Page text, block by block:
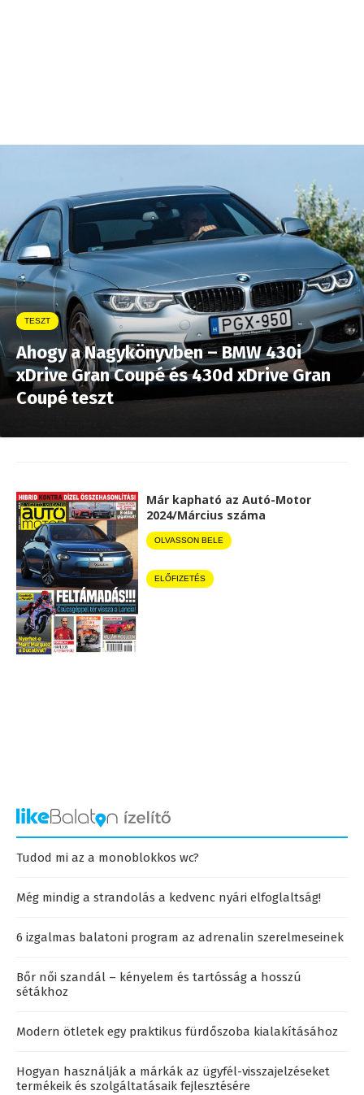
TESZT
Ahogy a Nagykönyvben – BMW 430i
xDrive Gran Coupé és 430d xDrive Gran
Coupé teszt
Már kapható az Autó-Motor
2024/Március száma
OLVASSON BELE
ELŐFIZETÉS
Tudod mi az a monoblokkos wc?
Még mindig a strandolás a kedvenc nyári elfoglaltság!
6 izgalmas balatoni program az adrenalin szerelmeseinek
Bőr női szandál – kényelem és tartósság a hosszú
sétákhoz
Modern ötletek egy praktikus fürdőszoba kialakításához
Hogyan használják a márkák az ügyfél-visszajelzéseket
termékeik és szolgáltatásaik fejlesztésére